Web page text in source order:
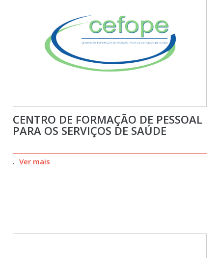
CENTRO DE FORMAÇÃO DE PESSOAL
PARA OS SERVIÇOS DE SAÚDE
. Ver mais